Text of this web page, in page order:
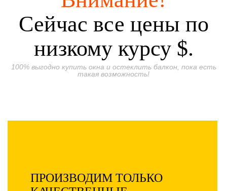
Сейчас все цены по
низкому курсу $.
100% выгодно купить окна и остеклить балкон, пока есть
такая возможность!
ПРОИЗВОДИМ ТОЛЬКО